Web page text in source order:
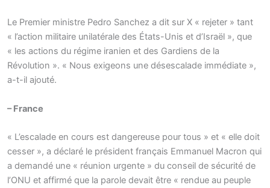
Le Premier ministre Pedro Sanchez a dit sur X « rejeter » tant
« l’action militaire unilatérale des États-Unis et d’Israël », que
« les actions du régime iranien et des Gardiens de la
Révolution ». « Nous exigeons une désescalade immédiate »,
a-t-il ajouté.
– France
« L’escalade en cours est dangereuse pour tous » et « elle doit
cesser », a déclaré le président français Emmanuel Macron qui
a demandé une « réunion urgente » du conseil de sécurité de
l’ONU et affirmé que la parole devait être « rendue au peuple